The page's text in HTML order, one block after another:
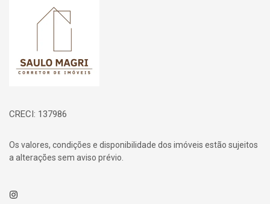
Página inicial
CRECI: 137986
Os valores, condições e disponibilidade dos imóveis estão sujeitos
a alterações sem aviso prévio.
Instagram